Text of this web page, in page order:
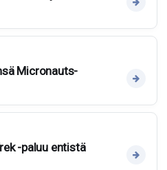
Micronauts-
-paluu entistä